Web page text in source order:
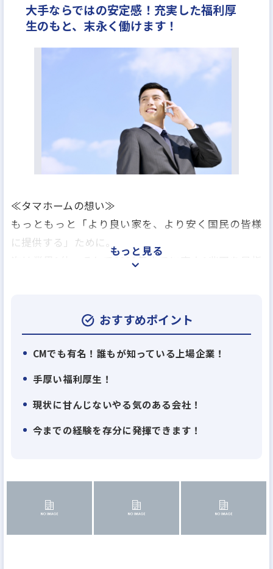
大手ならではの安定感！充実した福利厚
生のもと、末永く働けます！
≪タマホームの想い≫
もっともっと「より良い家を、より安く国民の皆様
に提供する」ために。
次は業界1位、そして2030年までに売上1兆円を目指
ただける「人」なのです。
「人」の力こそが、お客様の想いを形にし、タマホ
ームグループの企業理念を実現すると信じています。
お客様のために、業界を変え、日本を変え、暮らし
を変え続けていく。
その原動力となるあなたを、お待ちしています。
福岡証券取引所への上場を果たしました。
★創業からわずか17年で、1700億円の売上規模にま
で拡大したハウスメーカーです。
★これまでの顧客層の拡大を図る新たな成長軌道の
もっと見る
おすすめポイント
CMでも有名！誰もが知っている上場企業！
手厚い福利厚生！
現状に甘んじないやる気のある会社！
今までの経験を存分に発揮できます！